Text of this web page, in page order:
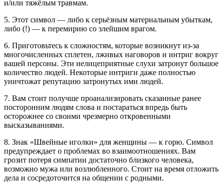
и/или тяжёлым травмам.
5. Этот символ — либо к серьёзным материальным убыткам,
либо (!) — к перемирию со злейшим врагом.
6. Приготовьтесь к сложностям, которые возникнут из-за
многочисленных сплетен, лживых наговоров и интриг вокруг
вашей персоны. Эти нелицеприятные слухи затронут большое
количество людей. Некоторые интриги даже полностью
уничтожат репутацию затронутых ими людей.
7. Вам стоит получше проанализировать сказанные ранее
посторонним людям слова и постараться впредь быть
осторожнее со своими чрезмерно откровенными
высказываниями.
8. Знак «Швейные иголки» для женщины — к горю. Символ
предупреждает о проблемах во взаимоотношениях. Вам
грозит потеря симпатии достаточно близкого человека,
возможно мужа или возлюбленного. Стоит на время отложить
дела и сосредоточится на общении с родными.